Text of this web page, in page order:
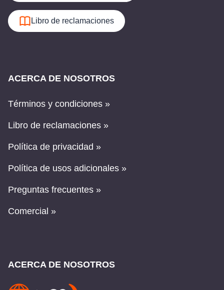
Libro de reclamaciones
ACERCA DE NOSOTROS
Términos y condiciones »
Libro de reclamaciones »
Política de privacidad »
Política de usos adicionales »
Preguntas frecuentes »
Comercial »
ACERCA DE NOSOTROS